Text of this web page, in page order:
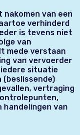
van een
verhinderd
is tevens niet
van
mede verstaan
van vervoerder
situatie
(beslissende)
vertraging
van